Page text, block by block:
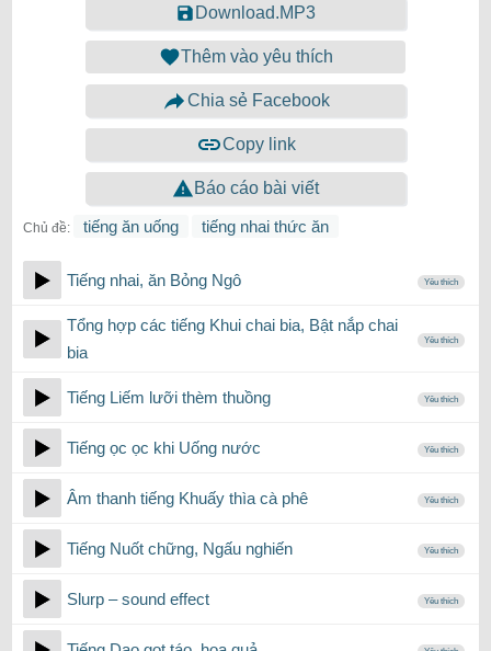
Download.MP3
Thêm vào yêu thích
Chia sẻ Facebook
Copy link
Báo cáo bài viết
Chủ đề: tiếng ăn uống tiếng nhai thức ăn
Tiếng nhai, ăn Bỏng Ngô Yêu thích
Tổng hợp các tiếng Khui chai bia, Bật nắp chai
bia
Yêu thích
Tiếng Liếm lưỡi thèm thuồng Yêu thích
Tiếng ọc ọc khi Uống nước Yêu thích
Âm thanh tiếng Khuấy thìa cà phê Yêu thích
Tiếng Nuốt chững, Ngấu nghiến Yêu thích
Slurp – sound effect Yêu thích